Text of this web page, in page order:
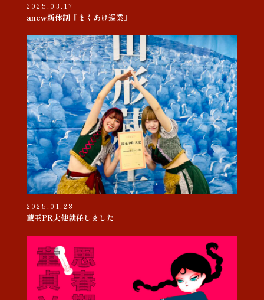
2025.03.17
anew新体制『まくあけ巡業』
2025.01.28
蔵王PR大使就任しました